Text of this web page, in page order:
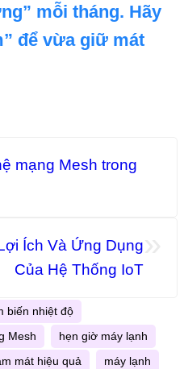
mỗi tháng. Hãy
để vừa giữ mát
mạng Mesh trong
Ích Và Ứng Dụng
Của Hệ Thống IoT
biến nhiệt độ
Mesh hẹn giờ máy lạnh
mát hiệu quả máy lạnh